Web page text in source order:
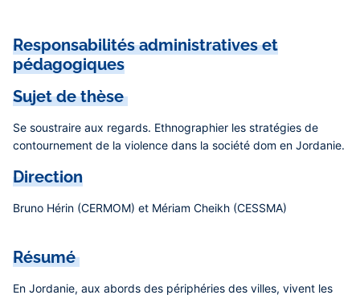
Responsabilités administratives et
pédagogiques
Sujet de thèse
Se soustraire aux regards. Ethnographier les stratégies de
contournement de la violence dans la société dom en Jordanie.
Direction
Bruno Hérin (CERMOM) et Mériam Cheikh (CESSMA)
Résumé
En Jordanie, aux abords des périphéries des villes, vivent les